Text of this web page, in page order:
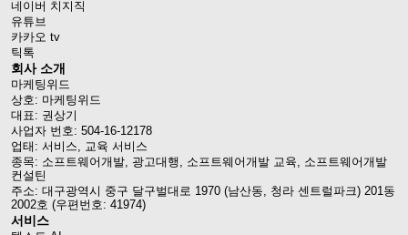
네이버 치지직
유튜브
카카오 tv
틱톡
회사 소개
마케팅위드
상호: 마케팅위드
대표: 권상기
사업자 번호: 504-16-12178
업태: 서비스, 교육 서비스
종목: 소프트웨어개발, 광고대행, 소프트웨어개발 교육, 소프트웨어개발
컨설틴
주소: 대구광역시 중구 달구벌대로 1970 (남산동, 청라 센트럴파크) 201동
2002호 (우편번호: 41974)
서비스